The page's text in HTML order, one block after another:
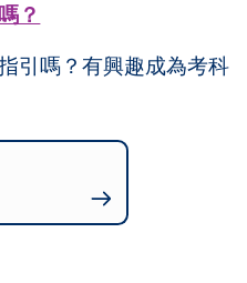
？
引嗎？有興趣成為考科